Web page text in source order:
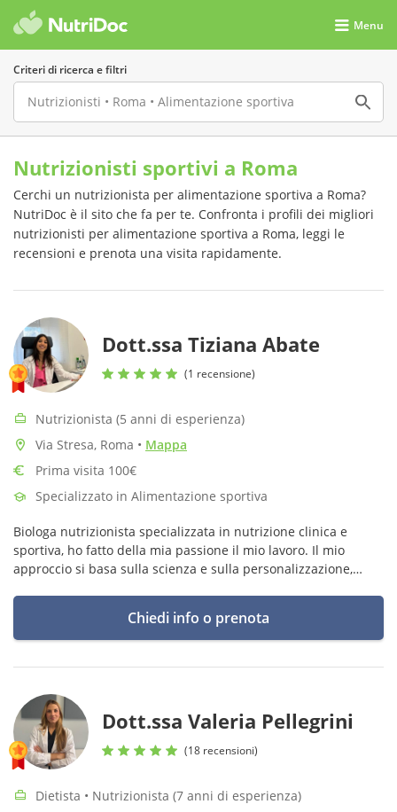
Menu
Criteri di ricerca e filtri
Nutrizionisti sportivi a Roma
Cerchi un nutrizionista per alimentazione sportiva a Roma?
NutriDoc è il sito che fa per te. Confronta i profili dei migliori
nutrizionisti per alimentazione sportiva a Roma, leggi le
recensioni e prenota una visita rapidamente.
Dott.ssa Tiziana Abate
(1 recensione)
Nutrizionista (5 anni di esperienza)
Via Stresa, Roma • Mappa
Prima visita 100€
Specializzato in Alimentazione sportiva
Biologa nutrizionista specializzata in nutrizione clinica e
sportiva, ho fatto della mia passione il mio lavoro. Il mio
approccio si basa sulla scienza e sulla personalizzazione,
Chiedi info o prenota
Dott.ssa Valeria Pellegrini
(18 recensioni)
Dietista • Nutrizionista (7 anni di esperienza)